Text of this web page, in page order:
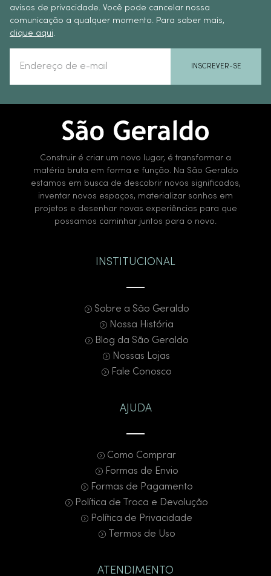
avisos de privacidade. Você pode cancelar nossa
comunicação a qualquer momento. Para saber mais,
clique aqui.
INSCREVER-SE
Construir é criar um novo lugar, é transformar a
matéria bruta em forma e função. Na São Geraldo
estamos em busca de descobrir novos significados,
inventar novos espaços, materializar sonhos em
projetos e desenhar novas experiências para que
possamos caminhar juntos para o novo.
INSTITUCIONAL
Sobre a São Geraldo
Nossa História
Blog da São Geraldo
Nossas Lojas
Fale Conosco
AJUDA
Como Comprar
Formas de Envio
Formas de Pagamento
Política de Troca e Devolução
Política de Privacidade
Termos de Uso
ATENDIMENTO